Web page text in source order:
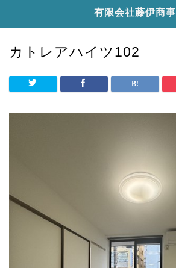
有限会社藤伊商事
カトレアハイツ102